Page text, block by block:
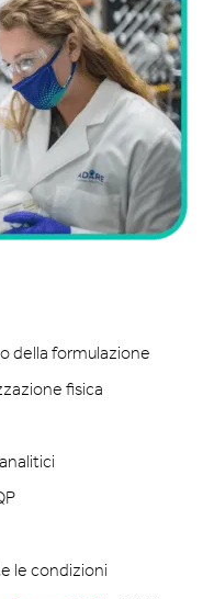
della formulazione
fisica
le condizioni